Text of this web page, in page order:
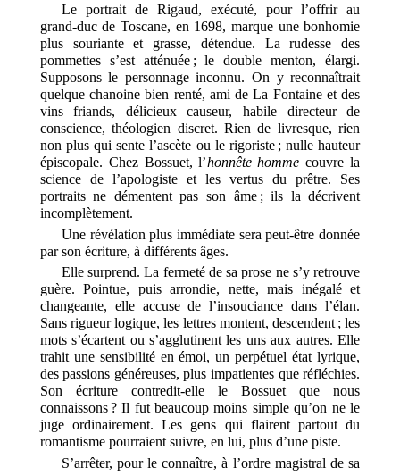
Le portrait de Rigaud, exécuté, pour l’offrir au
grand-duc de Toscane, en 1698, marque une bonhomie
plus souriante et grasse, détendue. La rudesse des
pommettes s’est atténuée ; le double menton, élargi.
Supposons le personnage inconnu. On y reconnaîtrait
quelque chanoine bien renté, ami de La Fontaine et des
vins friands, délicieux causeur, habile directeur de
conscience, théologien discret. Rien de livresque, rien
non plus qui sente l’ascète ou le rigoriste ; nulle hauteur
épiscopale. Chez Bossuet, l’honnête homme couvre la
science de l’apologiste et les vertus du prêtre. Ses
portraits ne démentent pas son âme ; ils la décrivent
incomplètement.
Une révélation plus immédiate sera peut-être donnée
par son écriture, à différents âges.
Elle surprend. La fermeté de sa prose ne s’y retrouve
guère. Pointue, puis arrondie, nette, mais inégalé et
changeante, elle accuse de l’insouciance dans l’élan.
Sans rigueur logique, les lettres montent, descendent ; les
mots s’écartent ou s’agglutinent les uns aux autres. Elle
trahit une sensibilité en émoi, un perpétuel état lyrique,
des passions généreuses, plus impatientes que réfléchies.
Son écriture contredit-elle le Bossuet que nous
connaissons ? Il fut beaucoup moins simple qu’on ne le
juge ordinairement. Les gens qui flairent partout du
romantisme pourraient suivre, en lui, plus d’une piste.
S’arrêter, pour le connaître, à l’ordre magistral de sa